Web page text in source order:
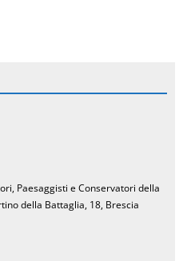
Paesaggisti e Conservatori della
della Battaglia, 18, Brescia